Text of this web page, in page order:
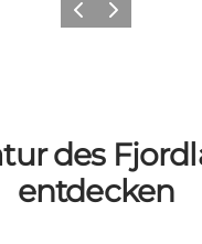
Vorherige Folie
Nächste Folie
des
entdecken